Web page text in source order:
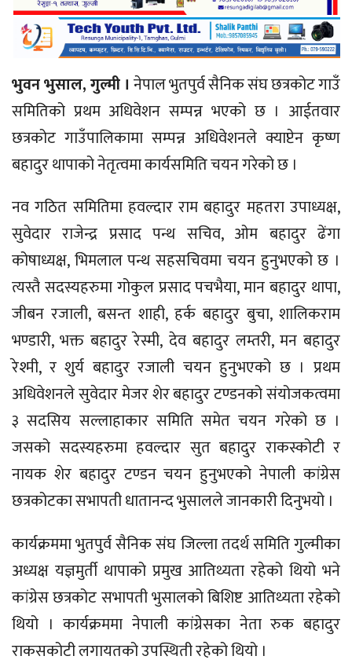
भुवन भुसाल, गुल्मी । नेपाल भुतपुर्व सैनिक संघ छत्रकोट गाउँ
समितिको प्रथम अधिवेशन सम्पन्न भएको छ । आईतवार
छत्रकोट गाउँपालिकामा सम्पन्न अधिवेशनले क्याप्टेन कृष्ण
बहादुर थापाको नेतृत्वमा कार्यसमिति चयन गरेको छ ।
नव गठित समितिमा हवल्दार राम बहादुर महतरा उपाध्यक्ष,
सुवेदार राजेन्द्र प्रसाद पन्थ सचिव, ओम बहादुर ढेंगा
कोषाध्यक्ष, भिमलाल पन्थ सहसचिवमा चयन हुनुभएको छ ।
त्यस्तै सदस्यहरुमा गोकुल प्रसाद पचभैया, मान बहादुर थापा,
जीबन रजाली, बसन्त शाही, हर्क बहादुर बुचा, शालिकराम
भण्डारी, भक्त बहादुर रेस्मी, देव बहादुर लम्तरी, मन बहादुर
रेश्मी, र शुर्य बहादुर रजाली चयन हुनुभएको छ । प्रथम
अधिवेशनले सुवेदार मेजर शेर बहादुर टण्डनको संयोजकत्वमा
३ सदसिय सल्लाहाकार समिति समेत चयन गरेको छ ।
जसको सदस्यहरुमा हवल्दार सुत बहादुर राकस्कोटी र
नायक शेर बहादुर टण्डन चयन हुनुभएको नेपाली कांग्रेस
छत्रकोटका सभापती धातानन्द भुसालले जानकारी दिनुभयो ।
कार्यक्रममा भुतपुर्व सैनिक संघ जिल्ला तदर्थ समिति गुल्मीका
अध्यक्ष यज्ञमुर्ती थापाको प्रमुख आतिथ्यता रहेको थियो भने
कांग्रेस छत्रकोट सभापती भुसालको बिशिष्ट आतिथ्यता रहेको
थियो । कार्यक्रममा नेपाली कांग्रेसका नेता रुक बहादुर
राकसकोटी लगायतको उपस्थिती रहेको थियो ।